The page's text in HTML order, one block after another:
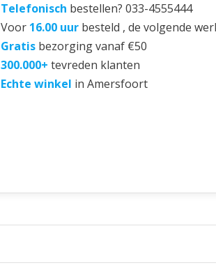
Telefonisch bestellen? 033-4555444
Voor 16.00 uur besteld , de volgende
Gratis bezorging vanaf €50
300.000+ tevreden klanten
Echte winkel in Amersfoort